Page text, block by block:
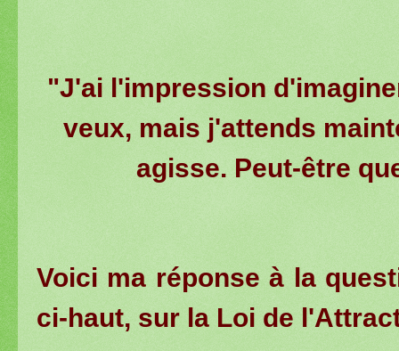
"J'ai l'impression
veux, mais j'attends
agisse. Peut-être
Voici ma réponse à la
ci-haut, sur la Loi de